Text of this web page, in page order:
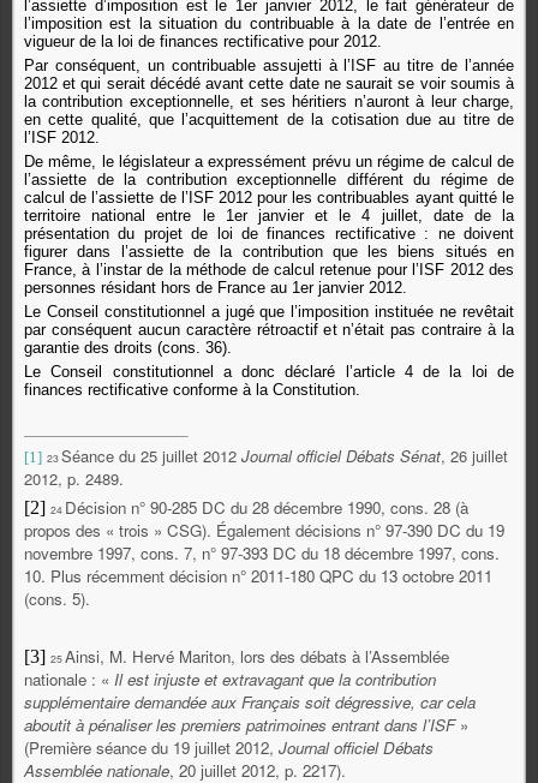
l’assiette d’imposition est le 1er janvier 2012, le fait générateur de
l’imposition est la situation du contribuable à la date de l’entrée en
vigueur de la loi de finances rectificative pour 2012.
Par conséquent, un contribuable assujetti à l’ISF au titre de l’année
2012 et qui serait décédé avant cette date ne saurait se voir soumis à
la contribution exceptionnelle, et ses héritiers n’auront à leur charge,
en cette qualité, que l’acquittement de la cotisation due au titre de
l’ISF 2012.
De même, le législateur a expressément prévu un régime de calcul de
l’assiette de la contribution exceptionnelle différent du régime de
calcul de l’assiette de l’ISF 2012 pour les contribuables ayant quitté le
territoire national entre le 1er janvier et le 4 juillet, date de la
présentation du projet de loi de finances rectificative : ne doivent
figurer dans l’assiette de la contribution que les biens situés en
France, à l’instar de la méthode de calcul retenue pour l’ISF 2012 des
personnes résidant hors de France au 1er janvier 2012.
Le Conseil constitutionnel a jugé que l’imposition instituée ne revêtait
par conséquent aucun caractère rétroactif et n’était pas contraire à la
garantie des droits (cons. 36).
Le Conseil constitutionnel a donc déclaré l’article 4 de la loi de
finances rectificative conforme à la Constitution.
[1] 23Séance du 25 juillet 2012 Journal officiel Débats Sénat, 26 juillet
2012, p. 2489.
[2] 24 Décision n° 90-285 DC du 28 décembre 1990, cons. 28 (à
propos des « trois » CSG). Également décisions n° 97-390 DC du 19
novembre 1997, cons. 7, n° 97-393 DC du 18 décembre 1997, cons.
10. Plus récemment décision n° 2011-180 QPC du 13 octobre 2011
(cons. 5).
[3] 25Ainsi, M. Hervé Mariton, lors des débats à l’Assemblée
nationale : « Il est injuste et extravagant que la contribution
supplémentaire demandée aux Français soit dégressive, car cela
aboutit à pénaliser les premiers patrimoines entrant dans l’ISF »
(Première séance du 19 juillet 2012, Journal officiel Débats
Assemblée nationale, 20 juillet 2012, p. 2217).